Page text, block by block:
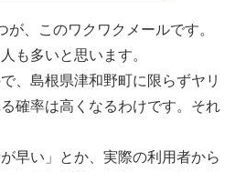
、このワクワクメールです。
も多いと思います。
、島根県津和野町に限らずヤリ
確率は高くなるわけです。それ
早い」とか、実際の利用者から